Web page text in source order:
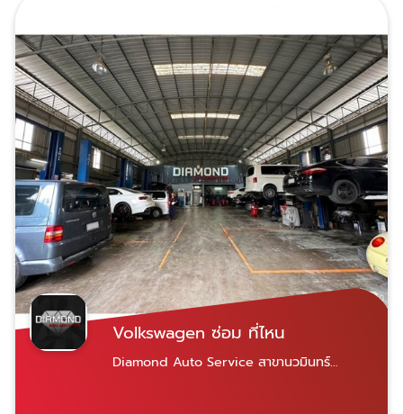
การซ่อม 1ปี ไม่จำกัดระยะทาง
Volkswagen ซ่อม ที่ไหน
Diamond Auto Service สาขานวมินทร์